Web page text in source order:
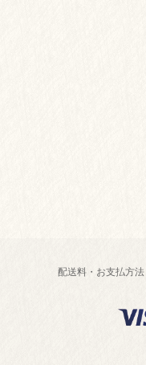
配送料・お支払方法